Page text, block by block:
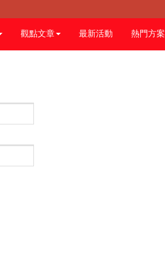
觀點文章 最新活動 熱門方案